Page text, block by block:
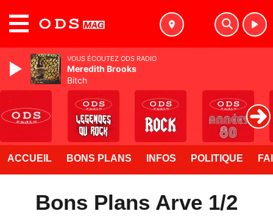
ACCUEIL BONS PLANS INFOS POLITIQUE
Bons Plans Arve 1/2
VOUS ÉCOUTEZ ODS RADIO
Meredith Brooks
Bitch